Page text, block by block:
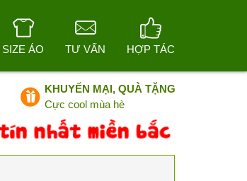
SIZE ÁO TƯ VẤN HỢP TÁC
KHUYẾN MẠI, QUÀ TẶNG
Cực cool mùa hè